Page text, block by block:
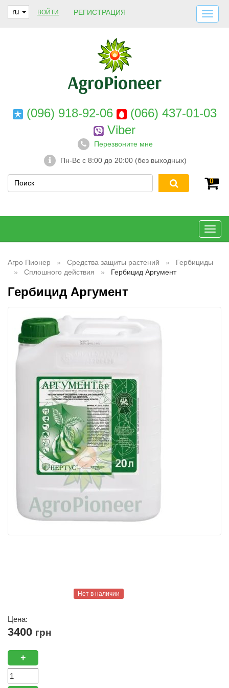
ru ВОЙТИ РЕГИСТРАЦИЯ
ДОСТАВКА И ОПЛАТА
О НАС
ГАРАНТИИ
КОНТАКТЫ
(096) 918-92-06
(066) 437-01-03
Viber
Перезвоните мне
Пн-Вс с 8:00 до 20:00 (без выходных)
0
Агро Пионер Средства защиты растений
Гербициды
Сплошного действия
Гербицид Аргумент
Гербицид Аргумент
Нет в наличии
Цена:
3400 грн
+